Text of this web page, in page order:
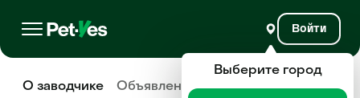
Войти
О заводчике Объявления Отзывы
Выберите город